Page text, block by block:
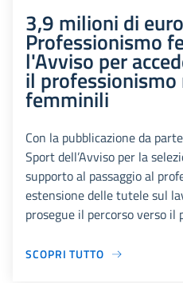
3,9 milioni di
Professionismo
l'Avviso per
il
femminili
Con la pubblicazione da
Sport dell’Avviso per la
supporto al passaggio al
estensione delle tutele sul
prosegue il percorso verso il
SCOPRI TUTTO